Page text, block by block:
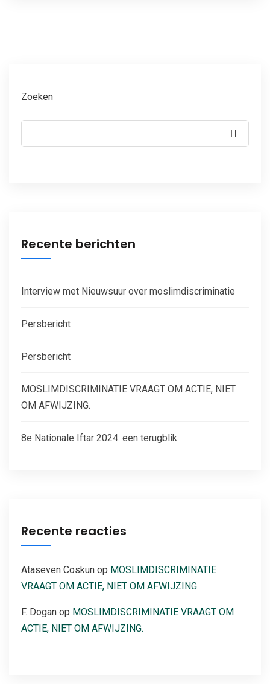
Zoeken
Recente berichten
Interview met Nieuwsuur over moslimdiscriminatie
Persbericht
Persbericht
MOSLIMDISCRIMINATIE VRAAGT OM ACTIE, NIET
OM AFWIJZING.
8e Nationale Iftar 2024: een terugblik
Recente reacties
Ataseven Coskun op MOSLIMDISCRIMINATIE
VRAAGT OM ACTIE, NIET OM AFWIJZING.
F. Dogan op MOSLIMDISCRIMINATIE VRAAGT OM
ACTIE, NIET OM AFWIJZING.